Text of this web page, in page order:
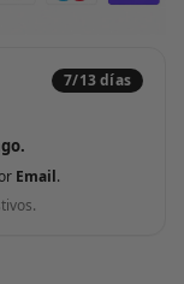
7/13 días
Email.